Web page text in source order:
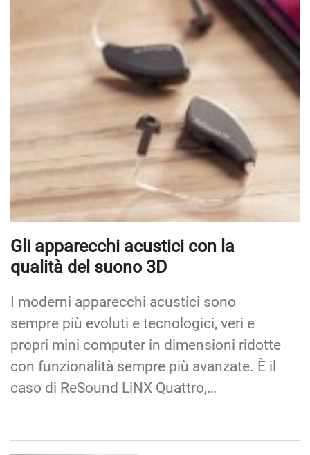
Gli apparecchi acustici con la
qualità del suono 3D
I moderni apparecchi acustici sono
sempre più evoluti e tecnologici, veri e
propri mini computer in dimensioni ridotte
con funzionalità sempre più avanzate. È il
caso di ReSound LiNX Quattro,…